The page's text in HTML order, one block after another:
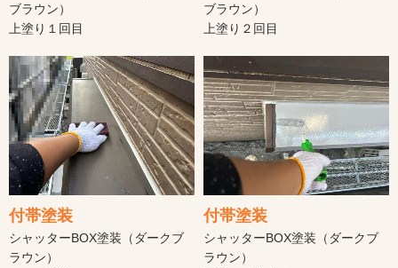
ブラウン）
上塗り１回目
ブラウン）
上塗り２回目
付帯塗装
シャッターBOX塗装（ダークブ
ラウン）
付帯塗装
シャッターBOX塗装（ダークブ
ラウン）